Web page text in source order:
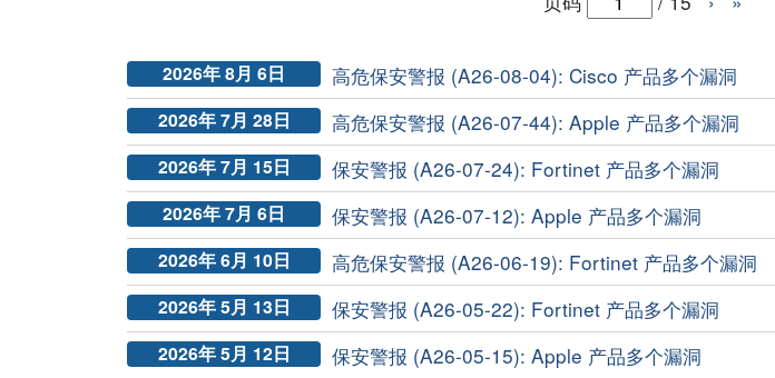
2026年 8月 6日 高危保安警报 (A26-08-04): Cisco 产品多个漏洞
2026年 7月 28日 高危保安警报 (A26-07-44): Apple 产品多个漏洞
2026年 7月 15日 保安警报 (A26-07-24): Fortinet 产品多个漏洞
2026年 7月 6日 保安警报 (A26-07-12): Apple 产品多个漏洞
2026年 6月 10日 高危保安警报 (A26-06-19): Fortinet 产品多个漏洞
2026年 5月 13日 保安警报 (A26-05-22): Fortinet 产品多个漏洞
2026年 5月 12日 保安警报 (A26-05-15): Apple 产品多个漏洞